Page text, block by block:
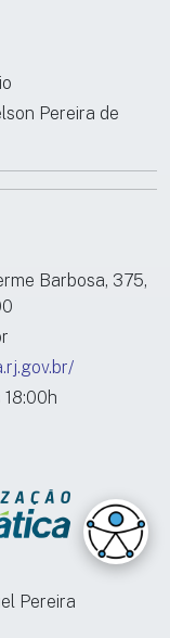
Pereira de
Barbosa, 375,
18:00h
Pereira